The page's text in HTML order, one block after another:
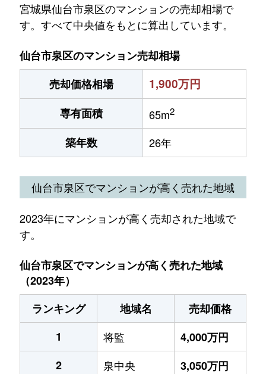
宮城県仙台市泉区のマンションの売却相場で
す。すべて中央値をもとに算出しています。
仙台市泉区のマンション売却相場
売却価格相場
1,900万円
専有面積 65m2
築年数 26年
仙台市泉区でマンションが高く売れた地域
2023年にマンションが高く売却された地域で
す。
仙台市泉区でマンションが高く売れた地域
（2023年）
ランキング
地域名
売却価格
1
将監
4,000万円
2
泉中央
3,050万円